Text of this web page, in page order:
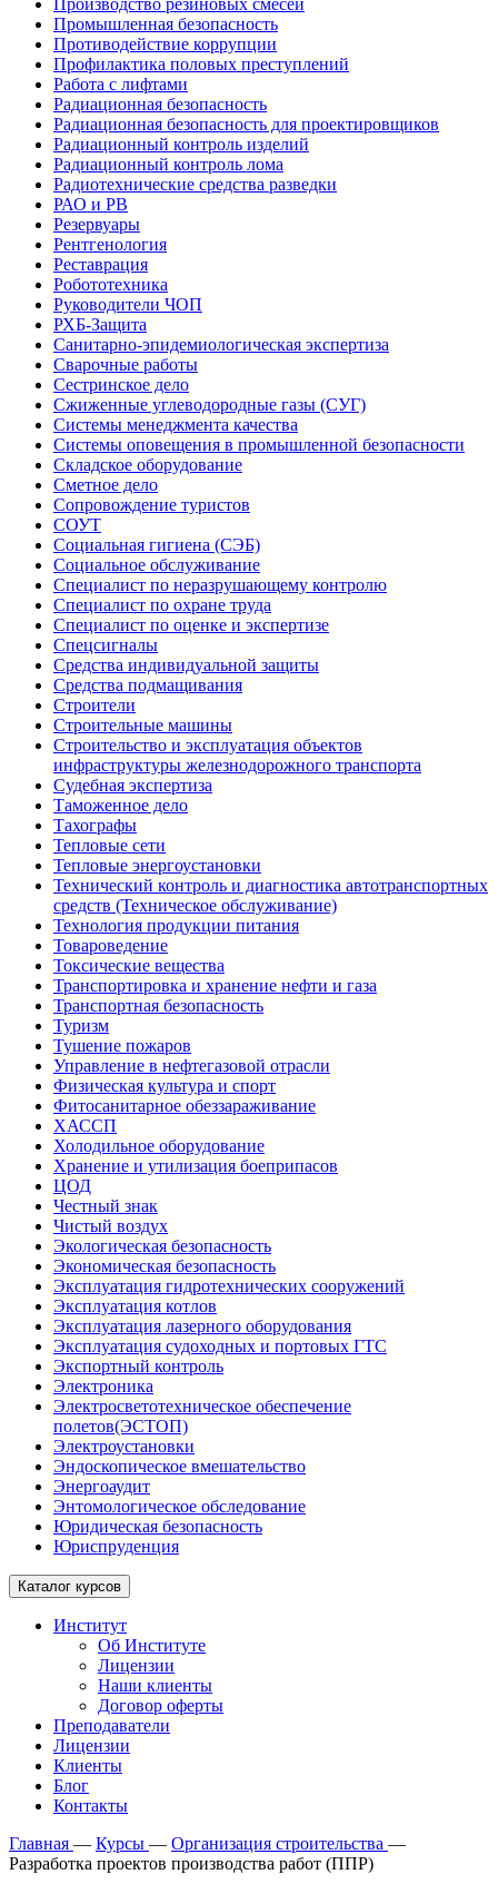
Производство резиновых смесей
Промышленная безопасность
Противодействие коррупции
Профилактика половых преступлений
Работа с лифтами
Радиационная безопасность
Радиационная безопасность для проектировщиков
Радиационный контроль изделий
Радиационный контроль лома
Радиотехнические средства разведки
РАО и РВ
Резервуары
Рентгенология
Реставрация
Робототехника
Руководители ЧОП
РХБ-Защита
Санитарно-эпидемиологическая экспертиза
Сварочные работы
Сестринское дело
Сжиженные углеводородные газы (СУГ)
Системы менеджмента качества
Системы оповещения в промышленной безопасности
Складское оборудование
Сметное дело
Сопровождение туристов
СОУТ
Социальная гигиена (СЭБ)
Социальное обслуживание
Специалист по неразрушающему контролю
Специалист по охране труда
Специалист по оценке и экспертизе
Спецсигналы
Средства индивидуальной защиты
Средства подмащивания
Строители
Строительные машины
Строительство и эксплуатация объектов
инфраструктуры железнодорожного транспорта
Судебная экспертиза
Таможенное дело
Тахографы
Тепловые сети
Тепловые энергоустановки
Технический контроль и диагностика автотранспортных
средств (Техническое обслуживание)
Технология продукции питания
Товароведение
Токсические вещества
Транспортировка и хранение нефти и газа
Транспортная безопасность
Туризм
Тушение пожаров
Управление в нефтегазовой отрасли
Физическая культура и спорт
Фитосанитарное обеззараживание
ХАССП
Холодильное оборудование
Хранение и утилизация боеприпасов
ЦОД
Честный знак
Чистый воздух
Экологическая безопасность
Экономическая безопасность
Эксплуатация гидротехнических сооружений
Эксплуатация котлов
Эксплуатация лазерного оборудования
Эксплуатация судоходных и портовых ГТС
Экспортный контроль
Электроника
Электросветотехническое обеспечение
полетов(ЭСТОП)
Электроустановки
Эндоскопическое вмешательство
Энергоаудит
Энтомологическое обследование
Юридическая безопасность
Юриспруденция
Каталог курсов
Институт
Об Институте
Лицензии
Наши клиенты
Договор оферты
Преподаватели
Лицензии
Клиенты
Блог
Контакты
Главная — Курсы — Организация строительства —
Разработка проектов производства работ (ППР)